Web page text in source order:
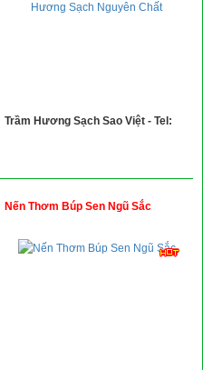
Trầm Hương Sạch Sao Việt - Tel:
Nến Thơm Búp Sen Ngũ Sắc